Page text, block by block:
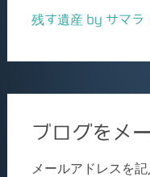
残す遺産 by サマラ
ブログをメ
メールアドレスを